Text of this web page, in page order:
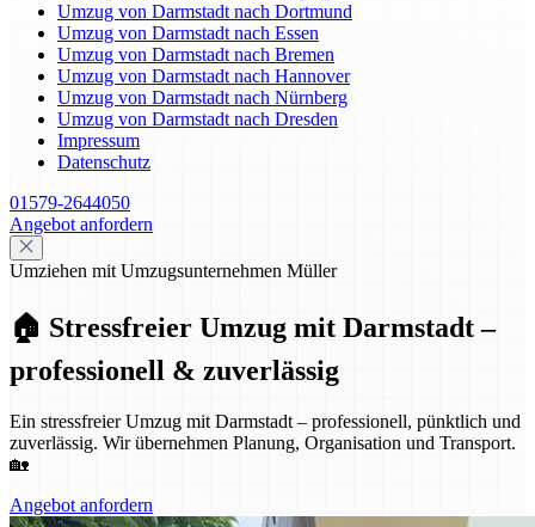
Umzug von Darmstadt nach Dortmund
Umzug von Darmstadt nach Essen
Umzug von Darmstadt nach Bremen
Umzug von Darmstadt nach Hannover
Umzug von Darmstadt nach Nürnberg
Umzug von Darmstadt nach Dresden
Impressum
Datenschutz
01579-2644050
Angebot anfordern
Umziehen mit Umzugsunternehmen Müller
🏠 Stressfreier Umzug mit Darmstadt –
professionell & zuverlässig
Ein stressfreier Umzug mit Darmstadt – professionell, pünktlich und
zuverlässig. Wir übernehmen Planung, Organisation und Transport.
🏡
Angebot anfordern